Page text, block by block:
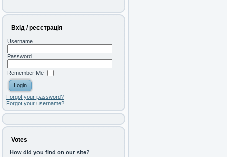
Вхід / реєстрація
Username
Password
Remember Me
Forgot your password?
Forgot your username?
Votes
How did you find on our site?